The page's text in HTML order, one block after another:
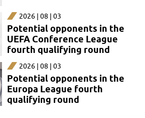
2026 | 08 | 03
Potential opponents in the
UEFA Conference League
fourth qualifying round
2026 | 08 | 03
Potential opponents in the
Europa League fourth
qualifying round